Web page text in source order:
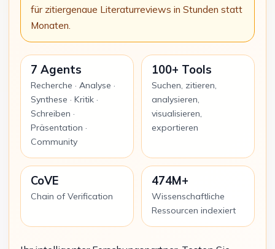
für zitiergenaue Literaturreviews in Stunden statt
Monaten.
7 Agents
Recherche · Analyse ·
Synthese · Kritik ·
Schreiben ·
Präsentation ·
Community
100+ Tools
Suchen, zitieren,
analysieren,
visualisieren,
exportieren
CoVE
Chain of Verification
474M+
Wissenschaftliche
Ressourcen indexiert